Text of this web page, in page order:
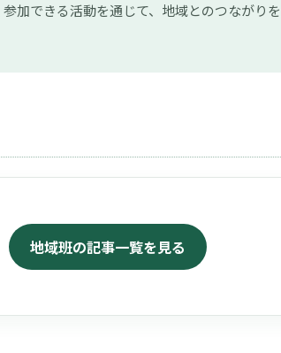
加できる活動を通じて、地域とのつながりを
地域班の記事一覧を見る